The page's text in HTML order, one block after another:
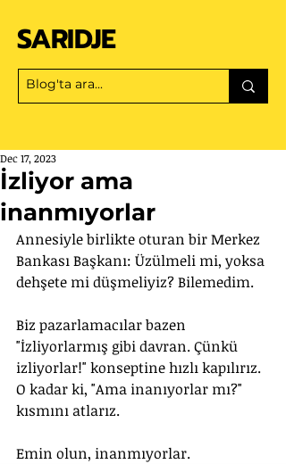
SARIDJE
İzliyor ama
inanmıyorlar
Dec 17, 2023
Annesiyle birlikte oturan bir Merkez
Bankası Başkanı: Üzülmeli mi, yoksa
dehşete mi düşmeliyiz? Bilemedim.
Biz pazarlamacılar bazen
"İzliyorlarmış gibi davran. Çünkü
izliyorlar!" konseptine hızlı kapılırız.
O kadar ki, "Ama inanıyorlar mı?"
kısmını atlarız.
Emin olun, inanmıyorlar.